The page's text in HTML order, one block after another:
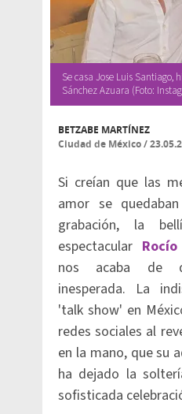
Se casa Jose Luis Santiago,
Sánchez Azuara (Foto:
BETZABE MARTÍNEZ
Ciudad de México/
Si creían que las
amor se
grabación, la
espectacular
nos acaba de
inesperada. La
'talk show' en
redes sociales al
en la mano, que su
ha dejado la
sofisticada